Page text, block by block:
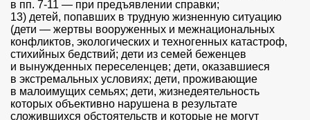
в пп. 7-11 — при предъявлении справки;
13) детей, попавших в трудную жизненную ситуацию
(дети — жертвы вооруженных и межнациональных
конфликтов, экологических и техногенных катастроф,
стихийных бедствий; дети из семей беженцев
и вынужденных переселенцев; дети, оказавшиеся
в экстремальных условиях; дети, проживающие
в малоимущих семьях; дети, жизнедеятельность
которых объективно нарушена в результате
сложившихся обстоятельств и которые не могут